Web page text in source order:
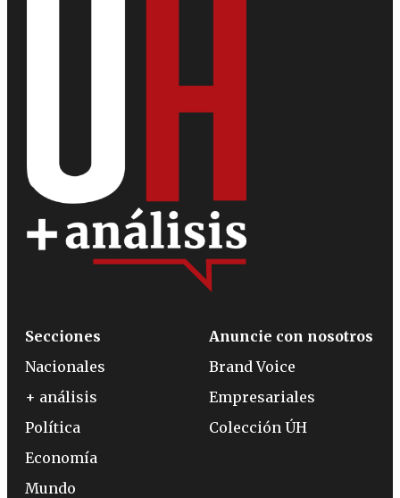
Secciones
Nacionales
+ análisis
Política
Economía
Mundo
Anuncie con nosotros
Brand Voice
Empresariales
Colección ÚH